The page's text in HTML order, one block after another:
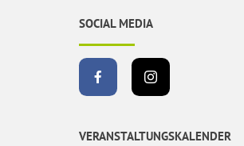
SOCIAL MEDIA
VERANSTALTUNGSKALENDER